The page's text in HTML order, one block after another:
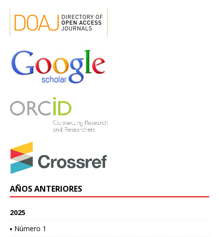
AÑOS ANTERIORES
2025
▪ Número 1